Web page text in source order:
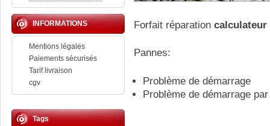
INFORMATIONS
Mentions légales
Paiements sécurisés
Tarif livraison
cgv
Tags
Forfait réparation calculateur
Pannes:
Problème de démarrage
Problème de démarrage